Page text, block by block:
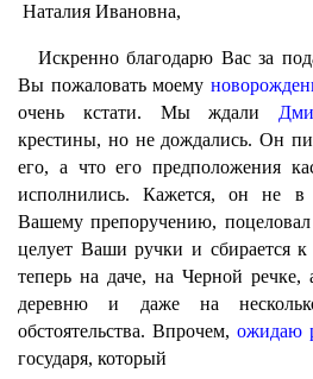
Наталия Ивановна,
Искренно благодарю Вас за
Вы пожаловать моему
очень кстати. Мы ждали
крестины, но не дождались. Он
его, а что его предположения
исполнились. Кажется, он не
Вашему препоручению,
целует Ваши ручки и сбирается
теперь на даче, на Черной речке,
деревню и даже на
обстоятельства. Впрочем, ожидаю
государя, который